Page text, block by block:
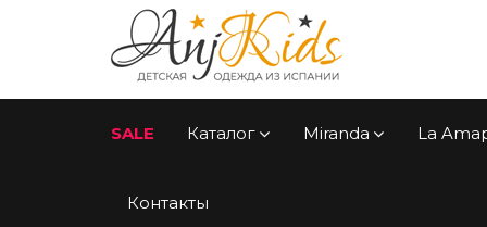
SALE Каталог Miranda La
Контакты